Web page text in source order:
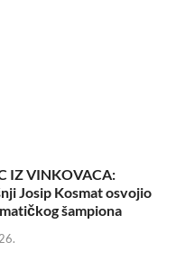
IZ VINKOVACA:
Josip Kosmat osvojio
šampiona